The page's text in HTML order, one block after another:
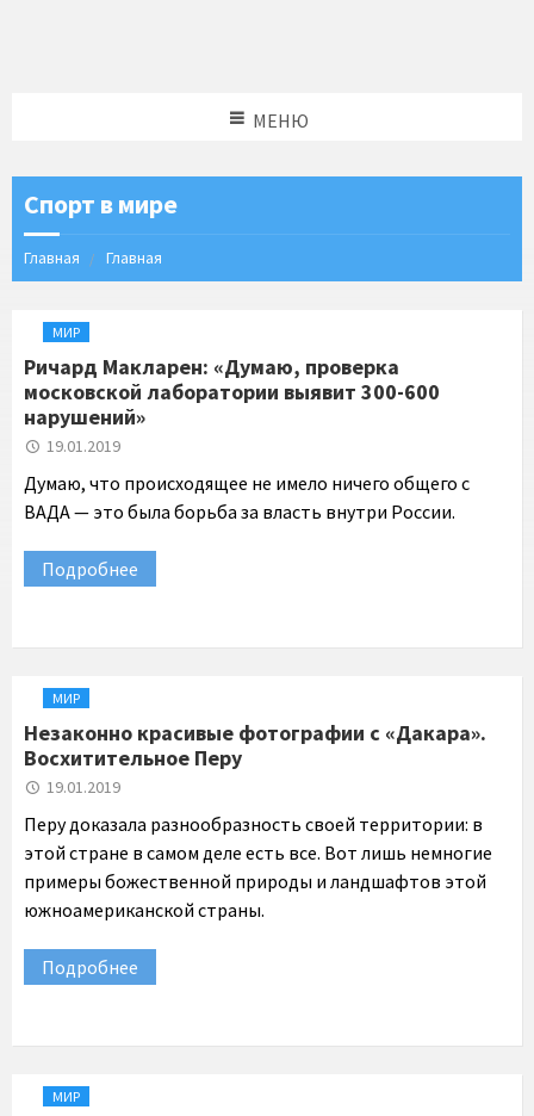
МЕНЮ
Спорт в мире
Главная Главная
МИР
Ричард Макларен: «Думаю, проверка
московской лаборатории выявит 300-600
нарушений»
19.01.2019
Думаю, что происходящее не имело ничего общего с
ВАДА — это была борьба за власть внутри России.
Подробнее
МИР
Незаконно красивые фотографии с «Дакара».
Восхитительное Перу
19.01.2019
Перу доказала разнообразность своей территории: в
этой стране в самом деле есть все. Вот лишь немногие
примеры божественной природы и ландшафтов этой
южноамериканской страны.
Подробнее
МИР